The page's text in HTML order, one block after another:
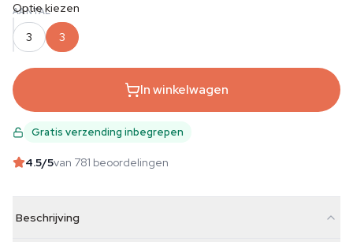
AANTAL
Optie kiezen
3 3
In winkelwagen
Gratis verzending inbegrepen
4.5/5van 781 beoordelingen
Beschrijving